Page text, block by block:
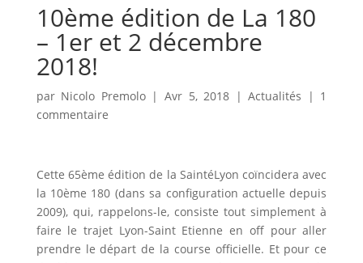
10ème édition de La 180
– 1er et 2 décembre
2018!
par Nicolo Premolo| Avr 5, 2018 |Actualités | 1
commentaire
Cette 65ème édition de la SaintéLyon coïncidera avec
la 10ème 180 (dans sa configuration actuelle depuis
2009), qui, rappelons-le, consiste tout simplement à
faire le trajet Lyon-Saint Etienne en off pour aller
prendre le départ de la course officielle. Et pour ce